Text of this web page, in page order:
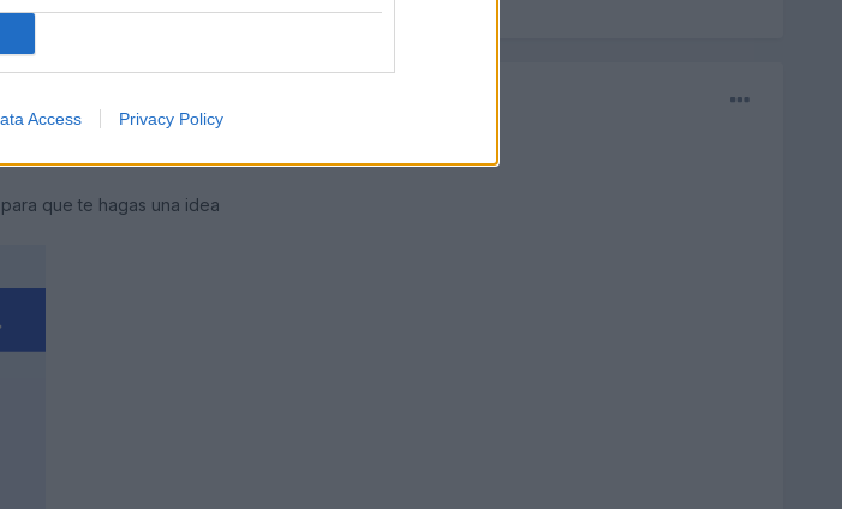
Access Privacy Policy
engranados....
que te hagas una idea